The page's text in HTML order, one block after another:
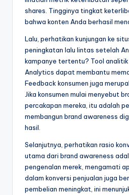
shares. Tingginya tingkat
bahwa konten Anda berhasil
Lalu, perhatikan kunjungan ke
peningkatan lalu lintas setelah
kampanye tertentu? Tool
Analytics dapat membantu
Feedback konsumen juga
Jika konsumen mulai menyebut
percakapan mereka, itu adalah
membangun brand awareness
hasil.
Selanjutnya, perhatikan rasio
utama dari brand awareness
pengenalan merek, mengamati
dalam konversi penjualan juga
pembelian meningkat, ini